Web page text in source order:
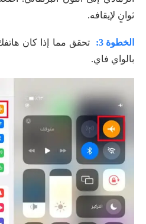
ثوانٍ لإيقافه.
الخطوة 3:
تحقق مما إذا كان
بالواي فاي.